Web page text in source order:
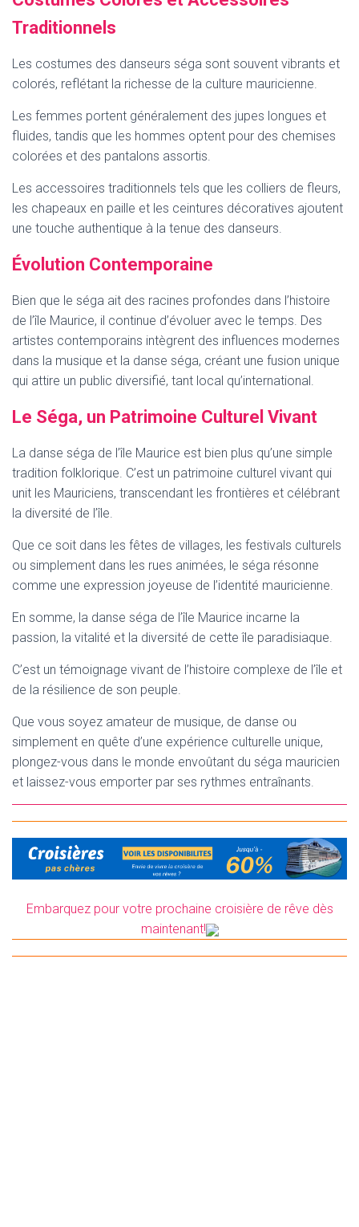
Traditionnels
Les costumes des danseurs séga sont souvent vibrants et
colorés, reflétant la richesse de la culture mauricienne.
Les femmes portent généralement des jupes longues et
fluides, tandis que les hommes optent pour des chemises
colorées et des pantalons assortis.
Les accessoires traditionnels tels que les colliers de fleurs,
les chapeaux en paille et les ceintures décoratives ajoutent
une touche authentique à la tenue des danseurs.
Évolution Contemporaine
Bien que le séga ait des racines profondes dans l’histoire
de l’île Maurice, il continue d’évoluer avec le temps. Des
artistes contemporains intègrent des influences modernes
dans la musique et la danse séga, créant une fusion unique
qui attire un public diversifié, tant local qu’international.
Le Séga, un Patrimoine Culturel Vivant
La danse séga de l’île Maurice est bien plus qu’une simple
tradition folklorique. C’est un patrimoine culturel vivant qui
unit les Mauriciens, transcendant les frontières et célébrant
la diversité de l’île.
Que ce soit dans les fêtes de villages, les festivals culturels
ou simplement dans les rues animées, le séga résonne
comme une expression joyeuse de l’identité mauricienne.
En somme, la danse séga de l’île Maurice incarne la
passion, la vitalité et la diversité de cette île paradisiaque.
C’est un témoignage vivant de l’histoire complexe de l’île et
de la résilience de son peuple.
Que vous soyez amateur de musique, de danse ou
simplement en quête d’une expérience culturelle unique,
plongez-vous dans le monde envoûtant du séga mauricien
et laissez-vous emporter par ses rythmes entraînants.
Embarquez pour votre prochaine croisière de rêve dès
maintenant!